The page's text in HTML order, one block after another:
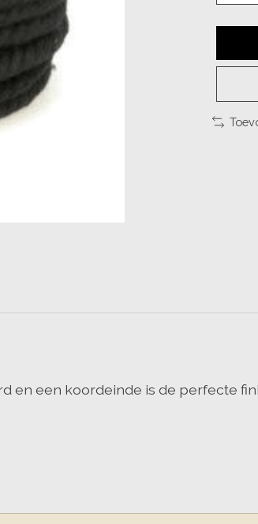
en een koordeinde is de perfecte